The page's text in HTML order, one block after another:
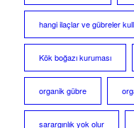
hangi ilaçlar ve gübreler
Kök boğazı kuruması
organik gübre
sarargınlık yok olur